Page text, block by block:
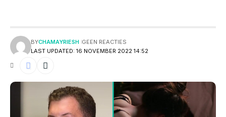
LAST UPDATED: 16 NOVEMBER 2022 14:52
BYCHAMAYRIESH GEEN REACTIES